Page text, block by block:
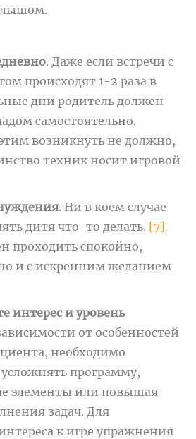
. Даже если встречи с
происходят 1-2 раза в
дни родитель должен
самостоятельно.
возникнуть не должно,
техник носит игровой
. Ни в коем случае
дитя что-то делать. [7]
проходить спокойно,
и с искренним желанием
интерес и уровень
от особенностей
необходимо
программу,
элементы или повышая
задач. Для
к игре упражнения